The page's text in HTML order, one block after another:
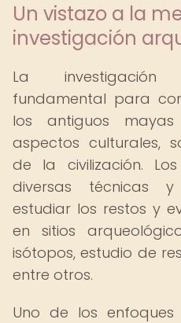
Un vistazo a la
investigación
La
fundamental para
los antiguos
aspectos culturales,
de la civilización.
diversas técnicas
estudiar los restos y
en sitios
isótopos, estudio de
entre otros.
Uno de los